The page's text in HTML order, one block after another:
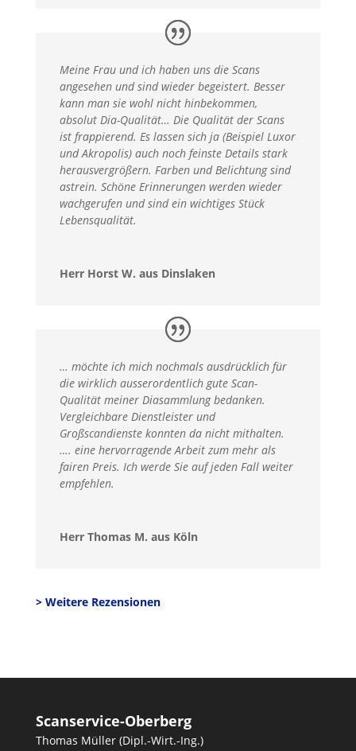
Meine Frau und ich haben uns die Scans
angesehen und sind wieder begeistert. Besser
kann man sie wohl nicht hinbekommen,
absolut Dia-Qualität… Die Qualität der Scans
ist frappierend. Es lassen sich ja (Beispiel Luxor
und Akropolis) auch noch feinste Details stark
herausvergrößern. Farben und Belichtung sind
astrein. Schöne Erinnerungen werden wieder
wachgerufen und sind ein wichtiges Stück
Lebensqualität.
Herr Horst W. aus Dinslaken
… möchte ich mich nochmals ausdrücklich für
die wirklich ausserordentlich gute Scan-
Qualität meiner Diasammlung bedanken.
Vergleichbare Dienstleister und
Großscandienste konnten da nicht mithalten.
…. eine hervorragende Arbeit zum mehr als
fairen Preis. Ich werde Sie auf jeden Fall weiter
empfehlen.
Herr Thomas M. aus Köln
> Weitere Rezensionen
Scanservice-Oberberg
Thomas Müller (Dipl.-Wirt.-Ing.)